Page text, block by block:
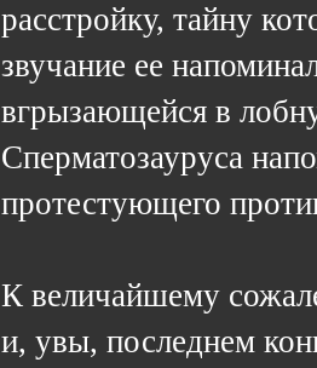
расстройку, тайну
звучание ее
вгрызающейся в
Сперматозауруса
протестующего
К величайшему
и, увы, последнем